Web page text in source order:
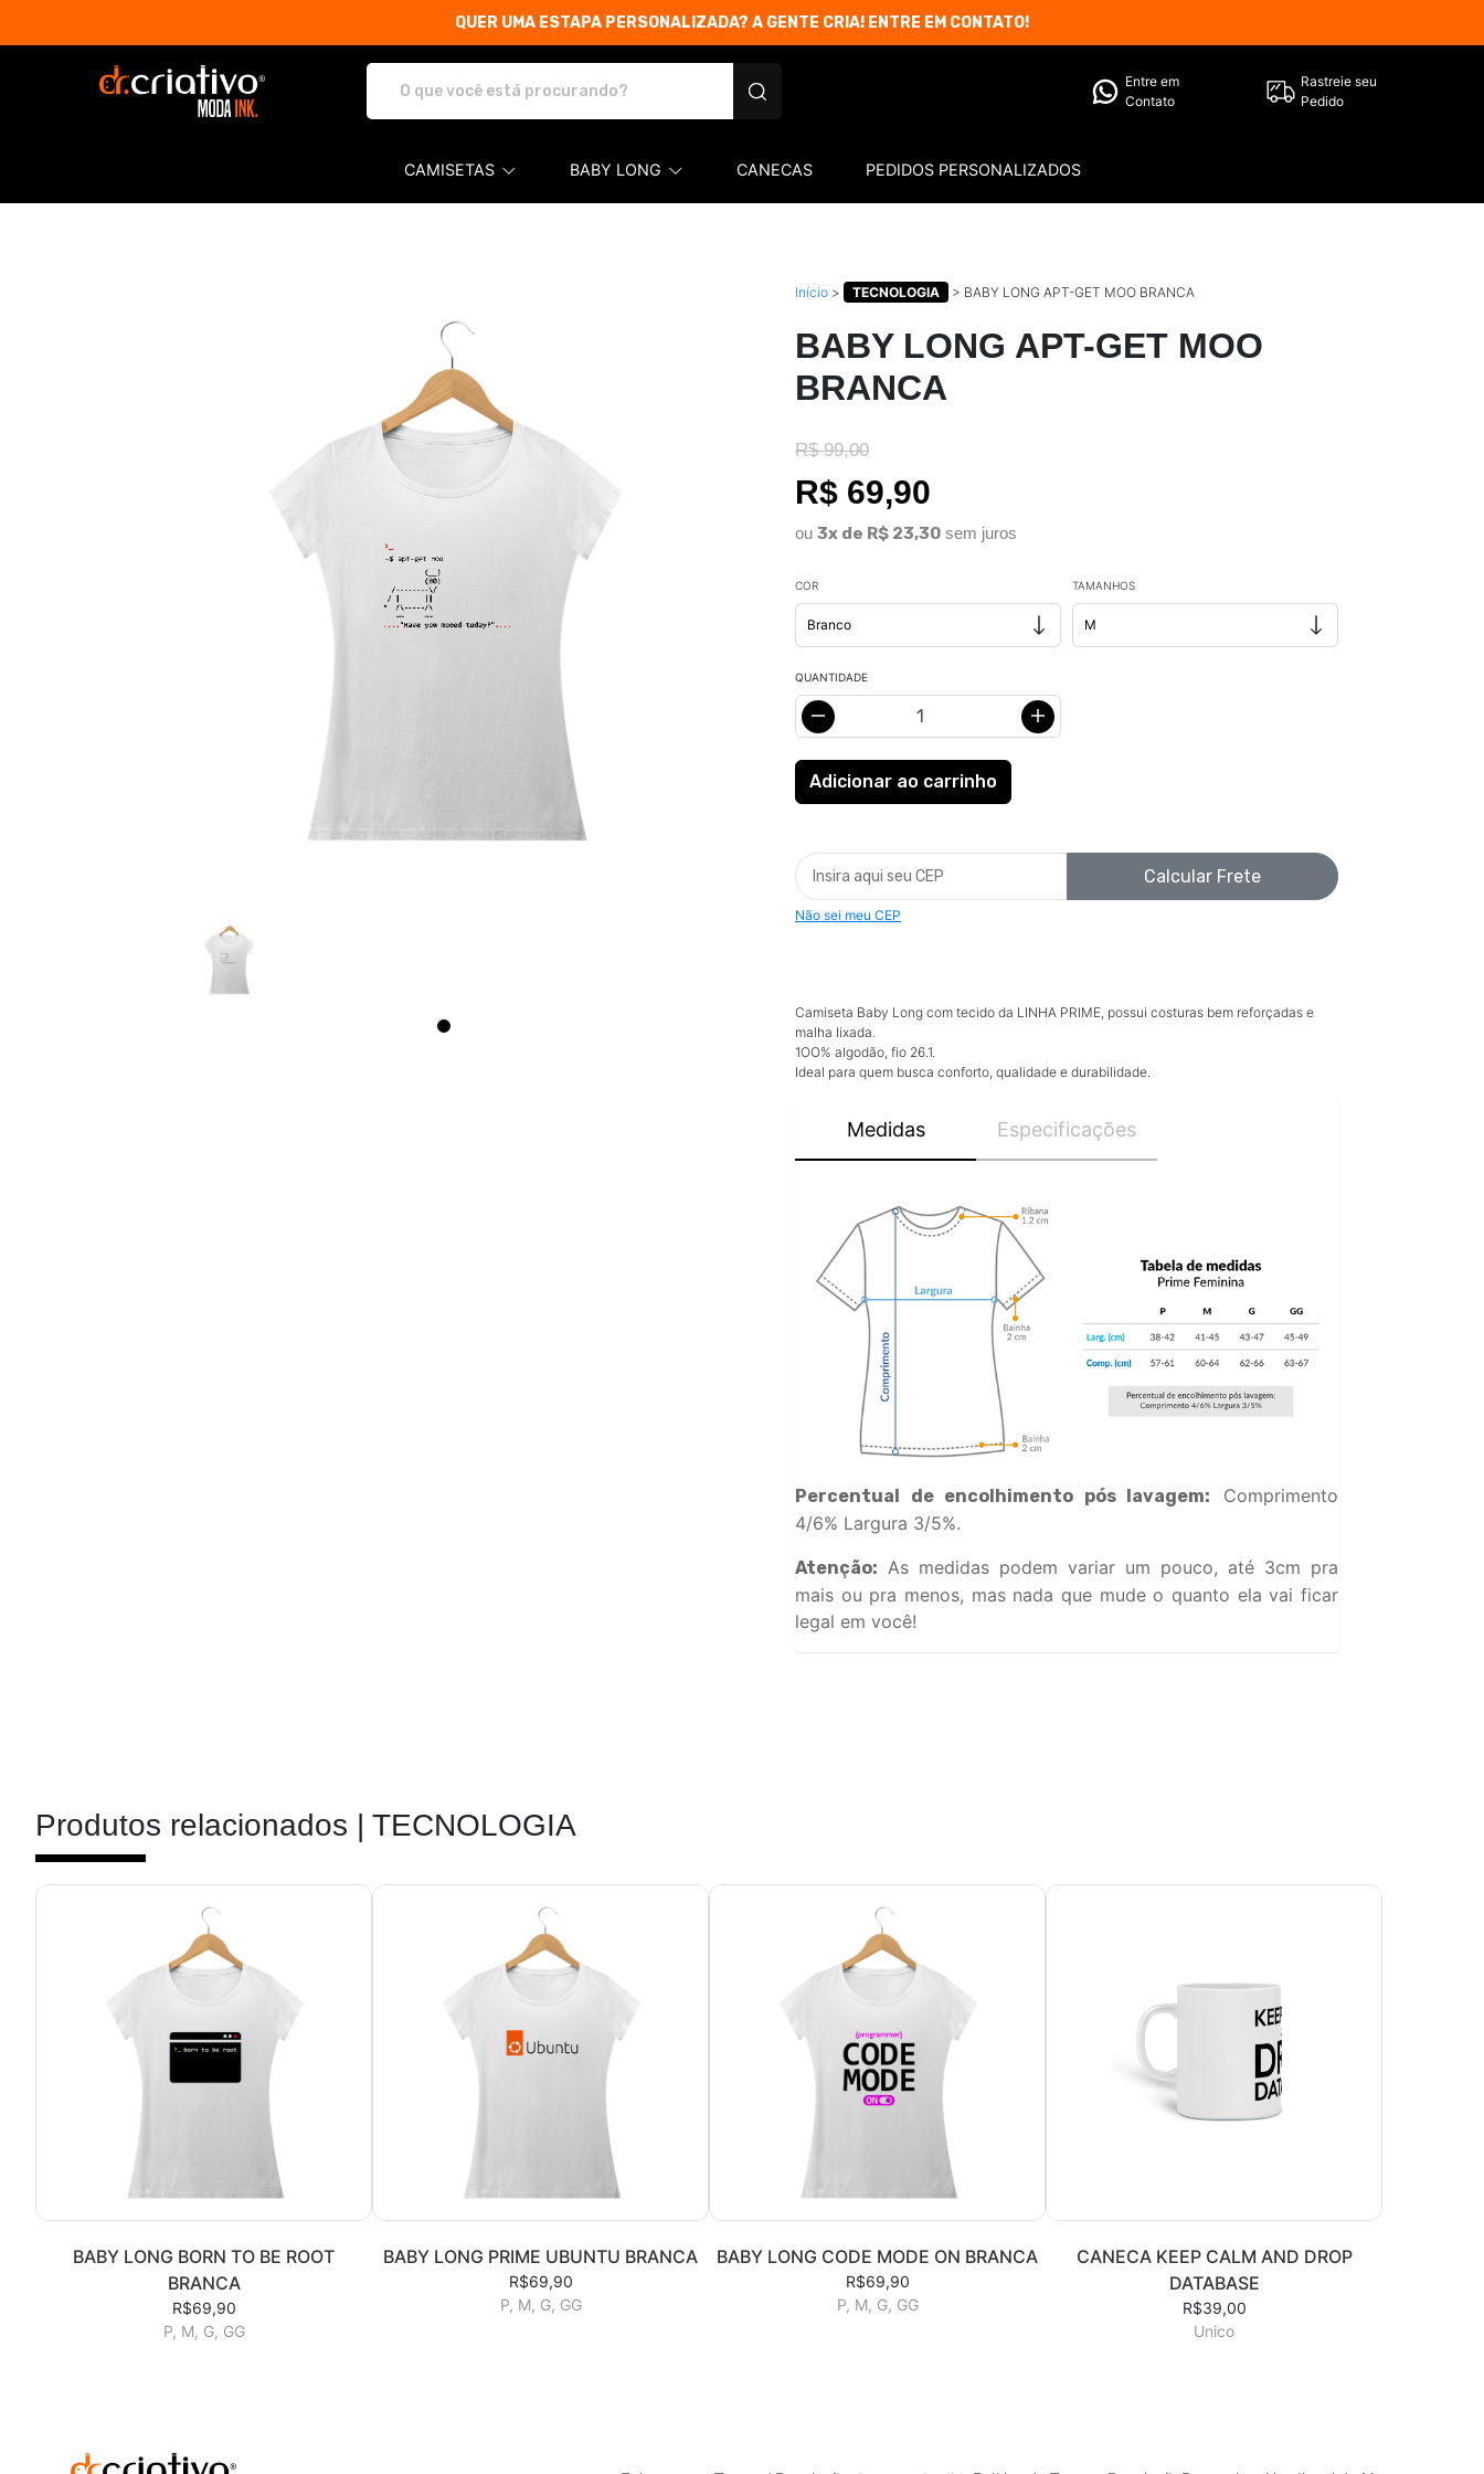
QUER UMA ESTAPA PERSONALIZADA? A GENTE CRIA! ENTRE EM CONTATO!
Dr. Criativo Moda INK. - Camisetas e produtos personalizados
Entre em
Contato
Rastreie seu
Pedido
CAMISETAS BABY LONG CANECAS PEDIDOS PERSONALIZADOS
Início > TECNOLOGIA > BABY LONG APT-GET MOO BRANCA
BABY LONG APT-GET MOO
BRANCA
R$ 99,00
R$ 69,90
ou 3x de R$ 23,30 sem juros
COR TAMANHOS
QUANTIDADE
Calcular Frete
Não sei meu CEP
Camiseta Baby Long com tecido da LINHA PRIME, possui costuras bem reforçadas e
malha lixada.
1OO% algodão, fio 26.1.
Ideal para quem busca conforto, qualidade e durabilidade.
Medidas Especificações
Percentual de encolhimento pós lavagem:
Comprimento
4/6% Largura 3/5%.
Atenção: As medidas podem variar um pouco, até 3cm pra
mais ou pra menos, mas nada que mude o quanto ela vai ficar
legal em você!
Produtos relacionados | TECNOLOGIA
BABY LONG BORN TO BE ROOT
BRANCA
R$69,90
P, M, G, GG
BABY LONG PRIME UBUNTU BRANCA
R$69,90
P, M, G, GG
BABY LONG CODE MODE ON BRANCA
R$69,90
P, M, G, GG
CANECA KEEP CALM AND DROP
DATABASE
R$39,00
Unico